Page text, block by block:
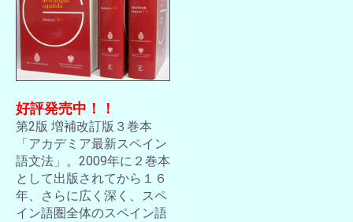
好評発売中！！
第2版 増補改訂版３巻本
「アカデミア最新スペイン
語文法」。2009年に２巻本
として出版されてから１６
年、さらに広く深く、スペ
イン語圏全体のスペイン語